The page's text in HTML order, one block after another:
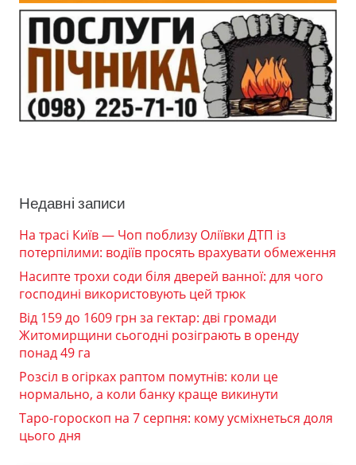
Недавні записи
На трасі Київ — Чоп поблизу Оліївки ДТП із
потерпілими: водіїв просять врахувати обмеження
Насипте трохи соди біля дверей ванної: для чого
господині використовують цей трюк
Від 159 до 1609 грн за гектар: дві громади
Житомирщини сьогодні розіграють в оренду
понад 49 га
Розсіл в огірках раптом помутнів: коли це
нормально, а коли банку краще викинути
Таро-гороскоп на 7 серпня: кому усміхнеться доля
цього дня